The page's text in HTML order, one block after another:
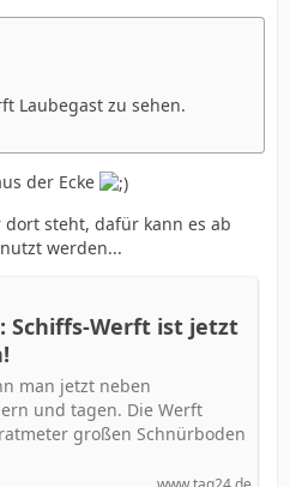
Laubegast zu sehen.
der Ecke
steht, dafür kann es ab
werden...
Schiffs-Werft ist jetzt
man jetzt neben
und tagen. Die Werft
großen Schnürboden